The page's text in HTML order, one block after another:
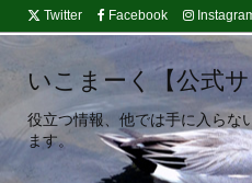
Twitter Facebook
いこまーく【公式
役立つ情報、他では手に入らな
ます。